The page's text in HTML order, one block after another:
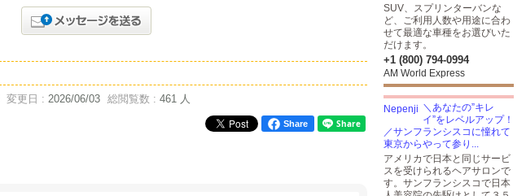
変更日 : 2026/06/03 総閲覧数 : 461 人
Share
SUV、スプリンターバンな
ど、ご利用人数や用途に合わ
せて最適な車種をお選びいた
だけます。
+1 (800) 794-0994
AM World Express
＼あなたの”キレ
イ”をレベルアップ！
／サンフランシスコに憧れて
東京からやって参り...
アメリカで日本と同じサービ
スを受けられるヘアサロンで
す。サンフランシスコで日本